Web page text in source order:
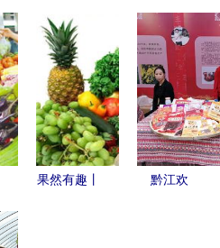
拜 生鲜农
产品包装新
国标引领绿
色新风尚
去”后的多
重收获与深
远影响
果然有趣丨
黔江欢